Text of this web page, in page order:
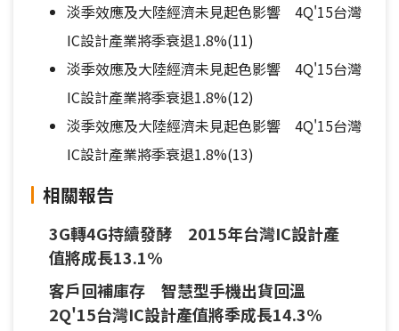
淡季效應及大陸經濟未見起色影響 4Q'15台灣
IC設計產業將季衰退1.8%(11)
淡季效應及大陸經濟未見起色影響 4Q'15台灣
IC設計產業將季衰退1.8%(12)
淡季效應及大陸經濟未見起色影響 4Q'15台灣
IC設計產業將季衰退1.8%(13)
相關報告
3G轉4G持續發酵 2015年台灣IC設計產
值將成長13.1%
客戶回補庫存 智慧型手機出貨回溫
2Q'15台灣IC設計產值將季成長14.3%